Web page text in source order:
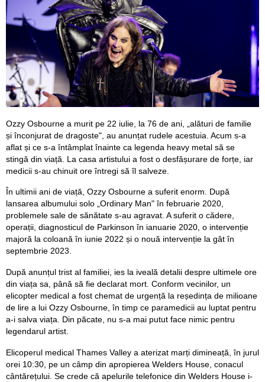
Ozzy Osbourne a murit pe 22 iulie, la 76 de ani, „alături de familie
și înconjurat de dragoste", au anunțat rudele acestuia. Acum s-a
aflat și ce s-a întâmplat înainte ca legenda heavy metal să se
stingă din viață. La casa artistului a fost o desfășurare de forțe, iar
medicii s-au chinuit ore întregi să îl salveze.
În ultimii ani de viață, Ozzy Osbourne a suferit enorm. După
lansarea albumului solo „Ordinary Man" în februarie 2020,
problemele sale de sănătate s-au agravat. A suferit o cădere,
operații, diagnosticul de Parkinson în ianuarie 2020, o intervenție
majoră la coloană în iunie 2022 și o nouă intervenție la gât în
septembrie 2023.
După anunțul trist al familiei, ies la iveală detalii despre ultimele ore
din viața sa, până să fie declarat mort. Conform vecinilor, un
elicopter medical a fost chemat de urgență la reședința de milioane
de lire a lui Ozzy Osbourne, în timp ce paramedicii au luptat pentru
a-i salva viața. Din păcate, nu s-a mai putut face nimic pentru
legendarul artist.
Elicoperul medical Thames Valley a aterizat marți dimineață, în jurul
orei 10:30, pe un câmp din apropierea Welders House, conacul
cântărețului. Se crede că apelurile telefonice din Welders House i-